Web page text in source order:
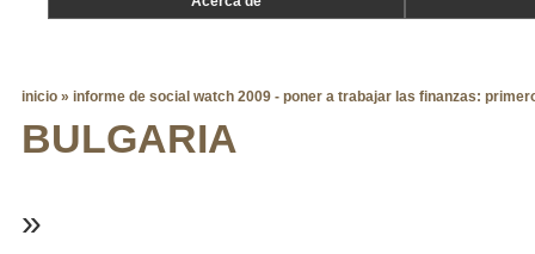
inicio » informe de social watch 2009 - poner a trabajar las finanzas:
BULGARIA
»